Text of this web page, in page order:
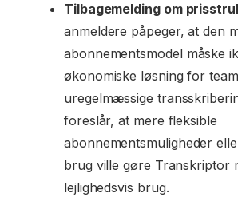
Tilbagemelding om
anmeldere påpeger, at den
abonnementsmodel måske
økonomiske løsning for
uregelmæssige
foreslår, at mere fleksible
abonnementsmuligheder
brug ville gøre Transkriptor
lejlighedsvis brug.